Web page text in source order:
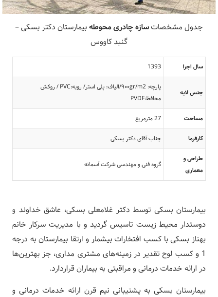
جدول مشخصاتسازه چادری محوطه بیمارستان دکتر بسکی –
گنبد کاووس
سال اجرا 1393
جنس لایه
پارچه: ۹۰۰gr/m2/الیاف: پلی استر/ رویه:PVC / روکش
محافظ:PVDF
مساحت 27 مترمربع
کارفرما جناب آقای دکتر بسکی
طراحی و
معماری
گروه فنی و مهندسی شرکت آسمانه
بیمارستان بسکی توسط دکتر غلامعلی بسکی، عاشق خداوند و
دوستدار محیط زیست تاسیس گردید و با مدیریت سرکار خانم
بهناز بسکی با کسب افتخارات بیشمار و ارتقا بیمارستان به درجه
1 و کسب لوح تقدیر در زمینه‌های مشتری مداری، جز بهترین‌ها
در ارائه خدمات درمانی و مراقبتی به بیماران قراردارد.
بیمارستان بسکی به پشتیبانی نیم قرن ارائه خدمات درمانی و